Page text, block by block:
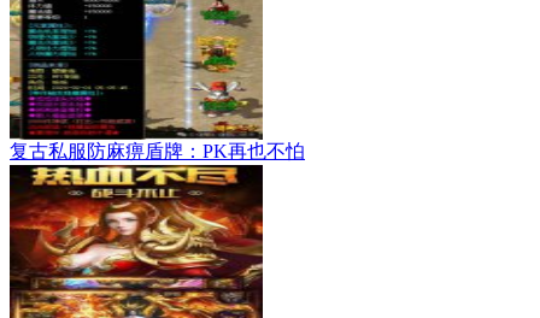
复古私服防麻痹盾牌：PK再也不怕